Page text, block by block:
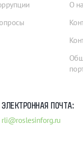
О
ЭЛЕКТРОННАЯ ПОЧТА:
rli@roslesinforg.ru